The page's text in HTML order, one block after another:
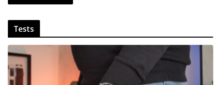
z
v
t
r
e
e
Tests